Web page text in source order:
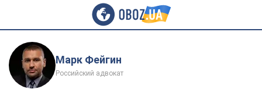
Марк Фейгин
Российский адвокат